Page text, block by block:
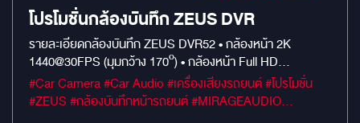
โปรโมชั่นกล้องบันทึก ZEUS DVR
รายละเอียดกล้องบันทึก ZEUS DVR52 • กล้องหน้า 2K
1440@30FPS (มุมกว้าง 170º) • กล้องหน้า Full HD
1080@30FPS (มุมกว้าง 150º)
#Car Camera #Car Audio #เครื่องเสียงรถยนต์ #โปรโมชั่น
#ZEUS #กล้องบันทึกหน้ารถยนต์ #MIRAGEAUDIO